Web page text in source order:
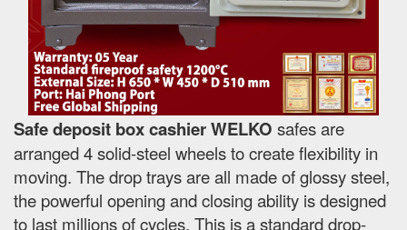
Safe deposit box cashier WELKO safes are
arranged 4 solid-steel wheels to create flexibility in
moving. The drop trays are all made of glossy steel,
the powerful opening and closing ability is designed
to last millions of cycles. This is a standard drop-